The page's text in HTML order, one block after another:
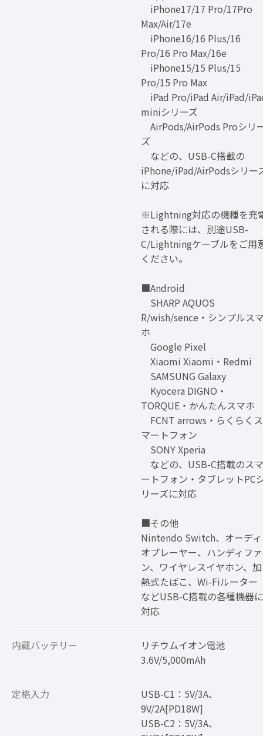
iPhone17/17 Pro/17Pro
Max/Air/17e
iPhone16/16 Plus/16
Pro/16 Pro Max/16e
iPhone15/15 Plus/15
Pro/15 Pro Max
iPad Pro/iPad Air/iPad/
miniシリーズ
AirPods/AirPods Proシリ
ズ
などの、USB-C搭載の
iPhone/iPad/AirPodsシリー
に対応
※Lightning対応の機種を充
される際には、別途USB-
C/Lightningケーブルをご用
ください。
■Android
SHARP AQUOS
R/wish/sence・シンプルス
ホ
Google Pixel
Xiaomi Xiaomi・Redmi
SAMSUNG Galaxy
Kyocera DIGNO・
TORQUE・かんたんスマホ
FCNT arrows・らくらくス
マートフォン
SONY Xperia
などの、USB-C搭載のスマ
ートフォン・タブレットPC
リーズに対応
■その他
Nintendo Switch、オーディ
オプレーヤー、ハンディファ
ン、ワイヤレスイヤホン、加
熱式たばこ、Wi-Fiルーター
などUSB-C搭載の各種機器に
対応
内蔵バッテリー
リチウムイオン電池
3.6V/5,000mAh
定格入力
USB-C1：5V/3A、
9V/2A[PD18W]
USB-C2：5V/3A、